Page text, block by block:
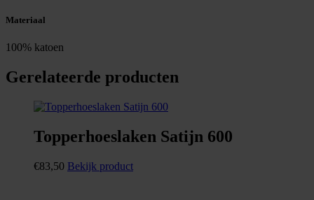
Materiaal
100% katoen
Gerelateerde producten
Topperhoeslaken Satijn 600
€83,50 Bekijk product